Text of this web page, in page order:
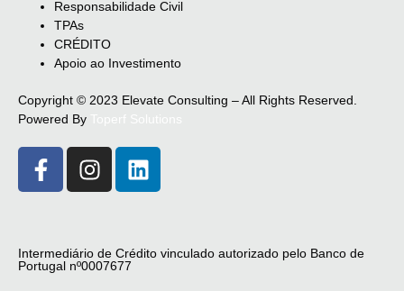
Responsabilidade Civil
TPAs
CRÉDITO
Apoio ao Investimento
Copyright © 2023 Elevate Consulting – All Rights Reserved.
Powered By
Intermediário de Crédito vinculado autorizado pelo Banco de
Portugal nº0007677